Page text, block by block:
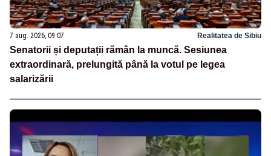
7 aug. 2026, 09:07 Realitatea de Sibiu
Senatorii și deputații rămân la muncă. Sesiunea
extraordinară, prelungită până la votul pe legea
salarizării